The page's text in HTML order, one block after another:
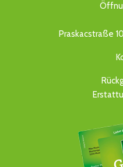
Praskacstraße